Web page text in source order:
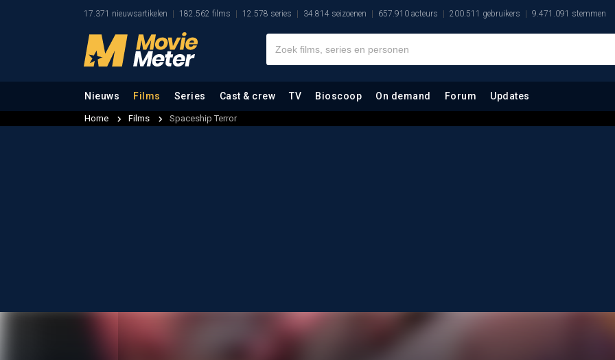
17.371 nieuwsartikelen 182.562 films 12.578 series 34.814 seizoenen 657.910 acteurs 200.511 gebruikers 9.471.091 stemmen
Nieuws Films Series Cast & crew TV Bioscoop On demand Forum Updates
Home Films Spaceship Terror